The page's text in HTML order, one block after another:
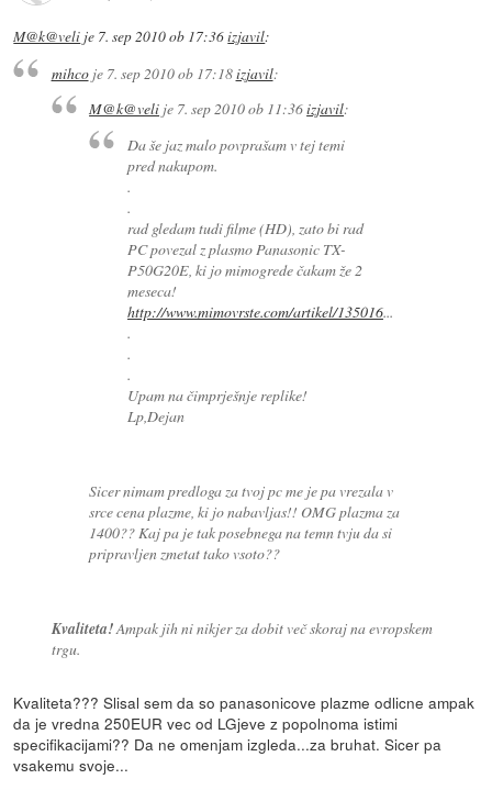
M@k@veli je 7. sep 2010 ob 17:36izjavil:
mihcoje 7. sep 2010 ob 17:18izjavil:
M@k@veli je 7. sep 2010 ob 11:36izjavil:
Da še jaz malo povprašam v tej temi
pred nakupom.
.
.
rad gledam tudi filme (HD), zato bi rad
PC povezal z plasmo Panasonic TX-
P50G20E, ki jo mimogrede čakam že 2
meseca!
http://www.mimovrste.com/artikel/135016...
.
.
.
Upam na čimprješnje replike!
Lp,Dejan
Sicer nimam predloga za tvoj pc me je pa vrezala v
srce cena plazme, ki jo nabavljas!! OMG plazma za
1400?? Kaj pa je tak posebnega na temn tvju da si
pripravljen zmetat tako vsoto??
Kvaliteta!Ampak jih ni nikjer za dobit več skoraj na evropskem
trgu.
Kvaliteta??? Slisal sem da so panasonicove plazme odlicne ampak
da je vredna 250EUR vec od LGjeve z popolnoma istimi
specifikacijami?? Da ne omenjam izgleda...za bruhat. Sicer pa
vsakemu svoje...